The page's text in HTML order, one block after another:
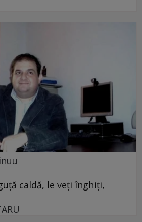
caldă, le veţi înghiţi,